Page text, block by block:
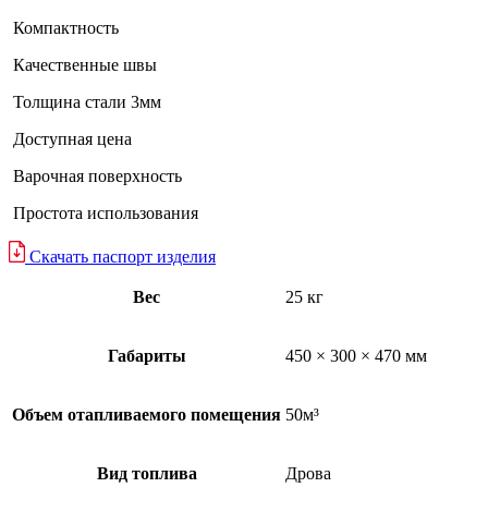
Компактность
Качественные швы
Толщина стали 3мм
Доступная цена
Варочная поверхность
Простота использования
Скачать паспорт изделия
Вес 25 кг
Габариты 450 × 300 × 470 мм
Объем отапливаемого помещения 50м³
Вид топлива Дрова